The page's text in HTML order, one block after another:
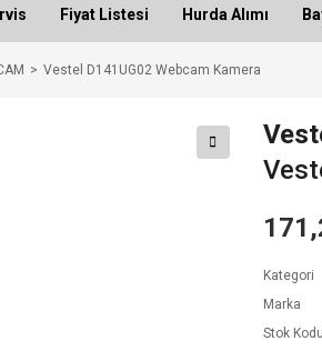
Fiyat Listesi Hurda Alımı
Vestel D141UG02 Webcam Kamera
Kategori
Marka
Stok Kodu